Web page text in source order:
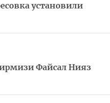
установили
Файсал Нияз